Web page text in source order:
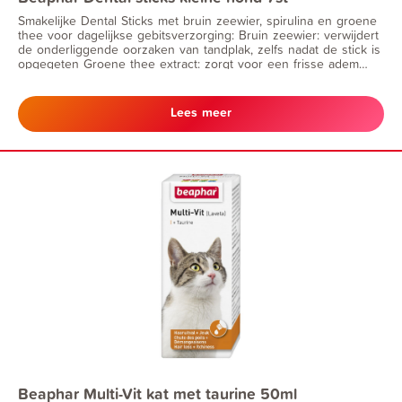
Smakelijke Dental Sticks met bruin zeewier, spirulina en groene
thee voor dagelijkse gebitsverzorging: Bruin zeewier: verwijdert
de onderliggende oorzaken van tandplak, zelfs nadat de stick is
opgegeten Groene thee extract: zorgt voor een frisse adem
reinigingsproces van de tanden door het kauwen, ook lang na
inname. De sticks zijn vetarm, zonder kunstmatige smaak- en
kleurstoffen. Beaphar Dental Sticks zijn ook verkrijgbaar voor
honden vanaf 10 kg.
Lees meer
Beaphar Multi-Vit kat met taurine 50ml